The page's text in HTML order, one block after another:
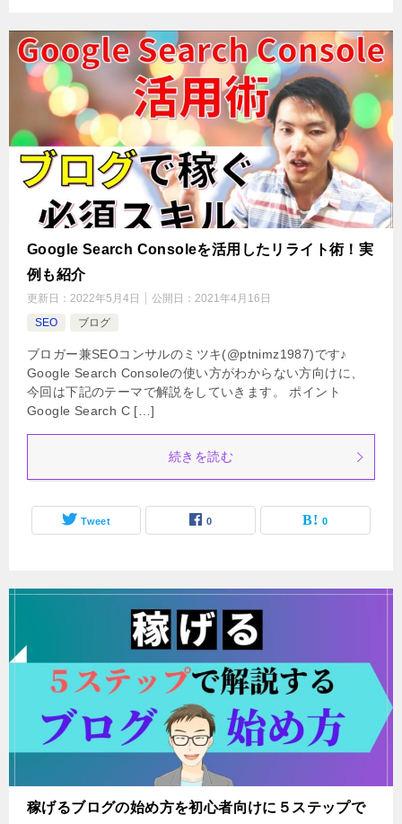
Google Search Consoleを活用したリライト術！実
例も紹介
更新日： 2022年5月4日 公開日： 2021年4月16日
SEO
ブログ
ブロガー兼SEOコンサルのミツキ(@ptnimz1987)です♪
Google Search Consoleの使い方がわからない方向けに、
今回は下記のテーマで解説をしていきます。 ポイント
Google Search C […]
続きを読む
Tweet 0 0
稼げるブログの始め方を初心者向けに５ステップで